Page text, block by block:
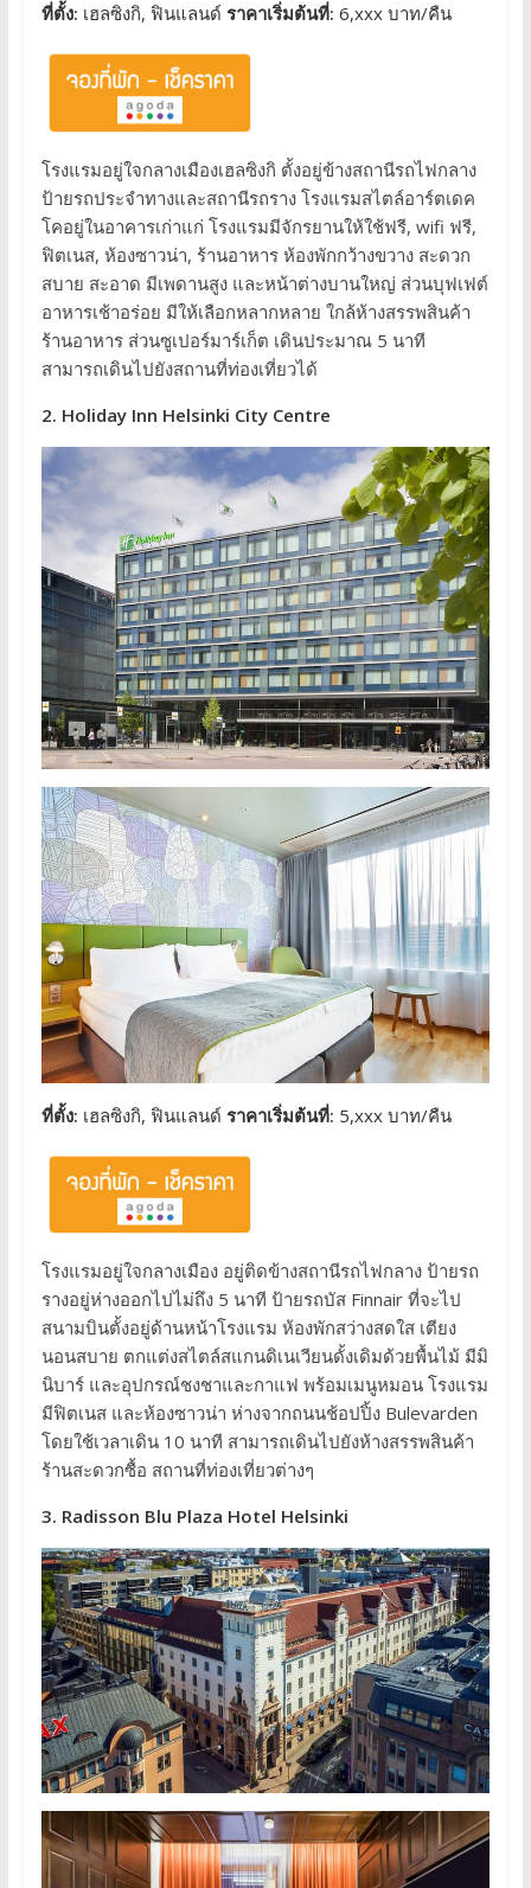
ที่ตั้ง: เฮลซิงกิ, ฟินแลนด์ ราคาเริ่มต้นที่: 6,xxx บาท/คืน
โรงแรมอยู่ใจกลางเมืองเฮลซิงกิ ตั้งอยู่ข้างสถานีรถไฟกลาง
ป้ายรถประจำทางและสถานีรถราง โรงแรมสไตล์อาร์ตเดค
โคอยู่ในอาคารเก่าแก่ โรงแรมมีจักรยานให้ใช้ฟรี, wifi ฟรี,
ฟิตเนส, ห้องซาวน่า, ร้านอาหาร ห้องพักกว้างขวาง สะดวก
สบาย สะอาด มีเพดานสูง และหน้าต่างบานใหญ่ ส่วนบุฟเฟต์
อาหารเช้าอร่อย มีให้เลือกหลากหลาย ใกล้ห้างสรรพสินค้า
ร้านอาหาร ส่วนซูเปอร์มาร์เก็ต เดินประมาณ 5 นาที
สามารถเดินไปยังสถานที่ท่องเที่ยวได้
2. Holiday Inn Helsinki City Centre
ที่ตั้ง: เฮลซิงกิ, ฟินแลนด์ ราคาเริ่มต้นที่: 5,xxx บาท/คืน
โรงแรมอยู่ใจกลางเมือง อยู่ติดข้างสถานีรถไฟกลาง ป้ายรถ
รางอยู่ห่างออกไปไม่ถึง 5 นาที ป้ายรถบัส Finnair ที่จะไป
สนามบินตั้งอยู่ด้านหน้าโรงแรม ห้องพักสว่างสดใส เตียง
นอนสบาย ตกแต่งสไตล์สแกนดิเนเวียนดั้งเดิมด้วยพื้นไม้ มีมิ
นิบาร์ และอุปกรณ์ชงชาและกาแฟ พร้อมเมนูหมอน โรงแรม
มีฟิตเนส และห้องซาวน่า ห่างจากถนนช้อปปิ้ง Bulevarden
โดยใช้เวลาเดิน 10 นาที สามารถเดินไปยังห้างสรรพสินค้า
ร้านสะดวกซื้อ สถานที่ท่องเที่ยวต่างๆ
3. Radisson Blu Plaza Hotel Helsinki